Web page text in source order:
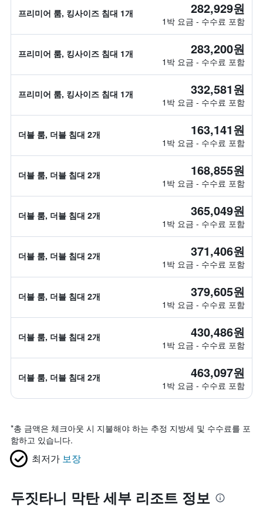
프리미어 룸, 킹사이즈 침대 1개 282,929원
1박 요금 - 수수료 포함
프리미어 룸, 킹사이즈 침대 1개 283,200원
1박 요금 - 수수료 포함
프리미어 룸, 킹사이즈 침대 1개 332,581원
1박 요금 - 수수료 포함
더블 룸, 더블 침대 2개 163,141원
1박 요금 - 수수료 포함
더블 룸, 더블 침대 2개 168,855원
1박 요금 - 수수료 포함
더블 룸, 더블 침대 2개 365,049원
1박 요금 - 수수료 포함
더블 룸, 더블 침대 2개 371,406원
1박 요금 - 수수료 포함
더블 룸, 더블 침대 2개 379,605원
1박 요금 - 수수료 포함
더블 룸, 더블 침대 2개 430,486원
1박 요금 - 수수료 포함
더블 룸, 더블 침대 2개 463,097원
1박 요금 - 수수료 포함
*총 금액은 체크아웃 시 지불해야 하는 추정 지방세 및 수수료를 포
함하고 있습니다.
최저가 보장
두짓타니 막탄 세부 리조트 정보